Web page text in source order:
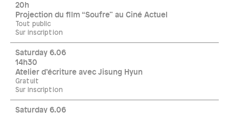
20h
Projection du film “Soufre” au Ciné Actuel
Tout public
Sur inscription
Saturday 6.06
14h30
Atelier d’écriture avec Jisung Hyun
Gratuit
Sur inscription
Saturday 6.06